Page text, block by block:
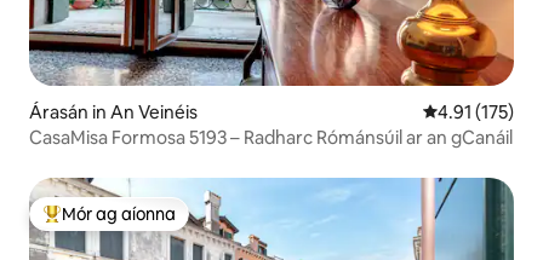
Árasán in An Veinéis Meánrátáil
4.91 (175)
CasaMisa Formosa 5193 – Radharc Rómánsúil ar an gCanáil
An-mhór ag aíonna
Mór ag aíonna